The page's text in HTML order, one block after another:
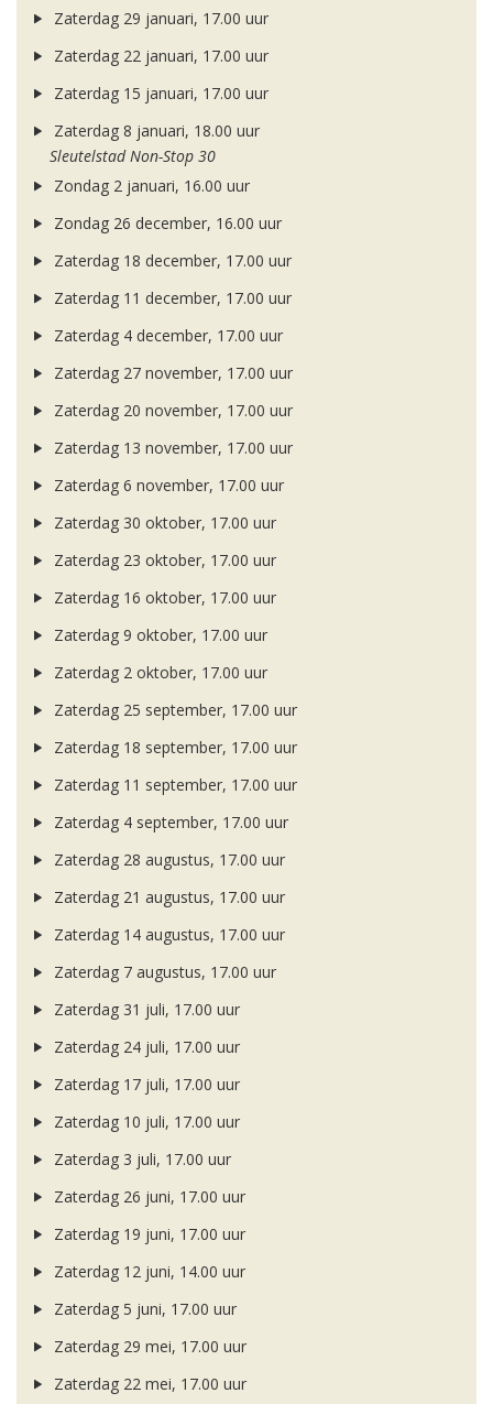
Zaterdag 29 januari, 17.00 uur
Zaterdag 22 januari, 17.00 uur
Zaterdag 15 januari, 17.00 uur
Zaterdag 8 januari, 18.00 uur
Sleutelstad Non-Stop 30
Zondag 2 januari, 16.00 uur
Zondag 26 december, 16.00 uur
Zaterdag 18 december, 17.00 uur
Zaterdag 11 december, 17.00 uur
Zaterdag 4 december, 17.00 uur
Zaterdag 27 november, 17.00 uur
Zaterdag 20 november, 17.00 uur
Zaterdag 13 november, 17.00 uur
Zaterdag 6 november, 17.00 uur
Zaterdag 30 oktober, 17.00 uur
Zaterdag 23 oktober, 17.00 uur
Zaterdag 16 oktober, 17.00 uur
Zaterdag 9 oktober, 17.00 uur
Zaterdag 2 oktober, 17.00 uur
Zaterdag 25 september, 17.00 uur
Zaterdag 18 september, 17.00 uur
Zaterdag 11 september, 17.00 uur
Zaterdag 4 september, 17.00 uur
Zaterdag 28 augustus, 17.00 uur
Zaterdag 21 augustus, 17.00 uur
Zaterdag 14 augustus, 17.00 uur
Zaterdag 7 augustus, 17.00 uur
Zaterdag 31 juli, 17.00 uur
Zaterdag 24 juli, 17.00 uur
Zaterdag 17 juli, 17.00 uur
Zaterdag 10 juli, 17.00 uur
Zaterdag 3 juli, 17.00 uur
Zaterdag 26 juni, 17.00 uur
Zaterdag 19 juni, 17.00 uur
Zaterdag 12 juni, 14.00 uur
Zaterdag 5 juni, 17.00 uur
Zaterdag 29 mei, 17.00 uur
Zaterdag 22 mei, 17.00 uur